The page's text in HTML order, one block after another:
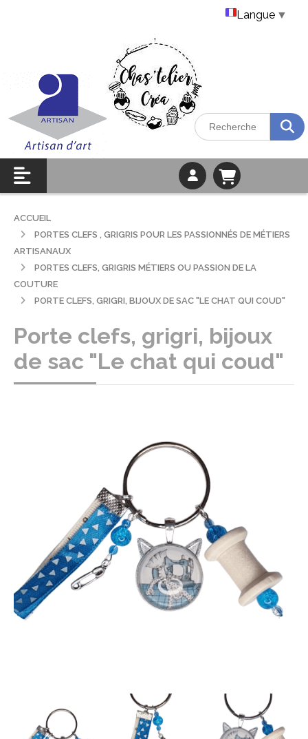
ACCUEIL
PORTES CLEFS , GRIGRIS POUR LES PASSIONNÉS DE MÉTIERS
ARTISANAUX
PORTES CLEFS, GRIGRIS MÉTIERS OU PASSION DE LA
COUTURE
PORTE CLEFS, GRIGRI, BIJOUX DE SAC "LE CHAT QUI COUD"
Porte clefs, grigri, bijoux
de sac "Le chat qui coud"
Langue ▼